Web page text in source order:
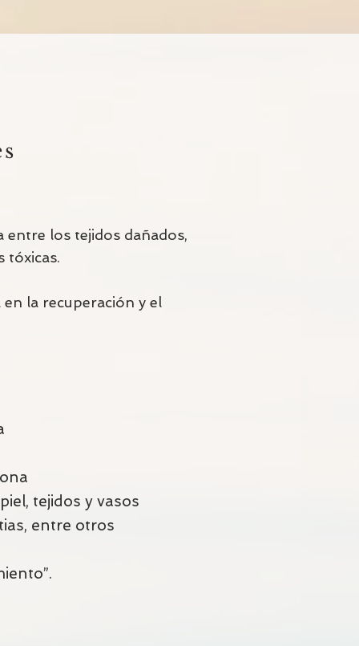
los tejidos dañados,
tóxicas.
la recuperación y el
tejidos y vasos
entre otros